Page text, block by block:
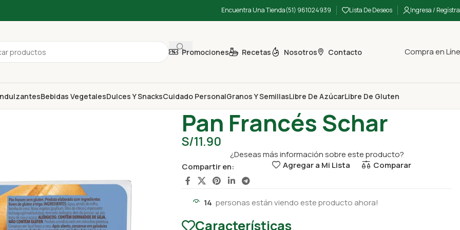
Encuentra Una Tienda(51) 961024939 Lista De Deseos Ingresa /
Promociones Recetas Nosotros Contacto Compra en
Bebidas VegetalesDulces Y SnacksCuidado PersonalGranos Y SemillasLibre De AzúcarLibre De Gluten
Pan Francés Schar
S/11.90
¿Deseas más información sobre este producto?
Compartir en:
Agregar a Mi Lista Comparar
14 personas están viendo este producto ahora!
Características